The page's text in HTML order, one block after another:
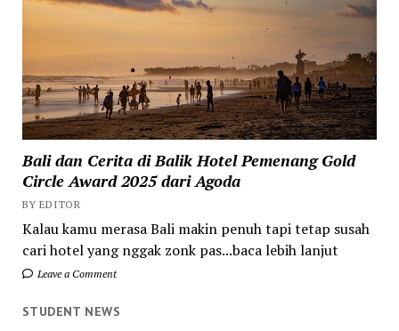
Bali dan Cerita di Balik Hotel Pemenang Gold
Circle Award 2025 dari Agoda
BY EDITOR
Kalau kamu merasa Bali makin penuh tapi tetap susah
cari hotel yang nggak zonk pas...baca lebih lanjut
Leave a Comment
STUDENT NEWS